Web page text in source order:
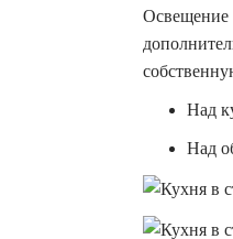
Освещение
Над
Над